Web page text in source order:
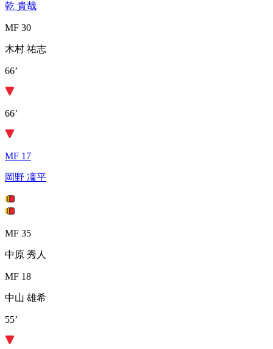
乾 貴哉
MF 30
木村 祐志
66’
66’
MF 17
岡野 凜平
MF 35
中原 秀人
MF 18
中山 雄希
55’